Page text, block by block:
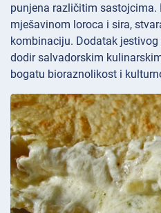
punjena različitim sastojcima.
mješavinom loroca i sira,
kombinaciju. Dodatak
dodir salvadorskim
bogatu bioraznolikost i